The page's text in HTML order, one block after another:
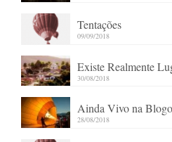
Tentações
09/09/2018
Existe Realmente
30/08/2018
Ainda Vivo na
28/08/2018